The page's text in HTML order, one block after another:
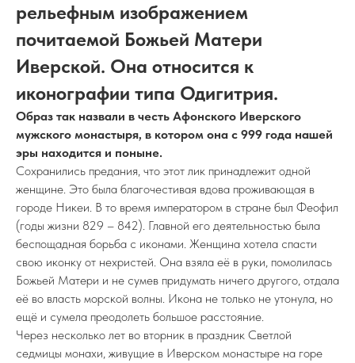
рельефным изображением
почитаемой Божьей Матери
Иверской. Она относится к
иконографии типа Одигитрия.
Образ так назвали в честь Афонского Иверского
мужского монастыря, в котором она с 999 года нашей
эры находится и поныне.
Сохранились предания, что этот лик принадлежит одной
женщине. Это была благочестивая вдова проживающая в
городе Никеи. В то время императором в стране был Феофил
(годы жизни 829 – 842). Главной его деятельностью была
беспощадная борьба с иконами. Женщина хотела спасти
свою иконку от нехристей. Она взяла её в руки, помолилась
Божьей Матери и не сумев придумать ничего другого, отдала
её во власть морской волны. Икона не только не утонула, но
ещё и сумела преодолеть большое расстояние.
Через несколько лет во вторник в праздник Светлой
седмицы монахи, живущие в Иверском монастыре на горе